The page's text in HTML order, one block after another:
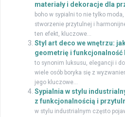
materiały i dekoracje dla
boho w sypialni to nie tylko
stworzenie przytulnej i
ten efekt, kluczowe...
Styl art deco we wnętrzu:
geometrię i funkcjonalność
to synonim luksusu, elegancji i
wiele osób boryka się z
jego kluczowe...
Sypialnia w stylu
z funkcjonalnością i
w stylu industrialnym często